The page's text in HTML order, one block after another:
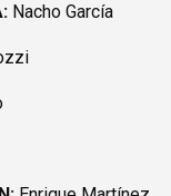
Nacho García